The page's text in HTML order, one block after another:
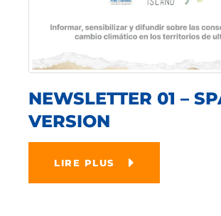
NEWSLETTER 01 –
VERSION
LIRE PLUS